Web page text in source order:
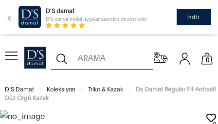
x
D'S damat
D'S damat mobil uygulamasından devam edin İndir
0
D'S Damat Koleksiyon Triko & Kazak
Ds Damat Regular Fit Antrasit
Düz Örgü Kazak